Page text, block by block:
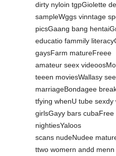
dirty nyloin tgpGiolette
sampleWggs vinntage
picsGaang bang
educatio fammily
gaysFarm matureFreee
amateur seex
teeen moviesWallasy
marriageBondagee
tfying whenU tube
girlsGayy bars
nightiesYaloos
scans nudeNudee
ttwo womern andd